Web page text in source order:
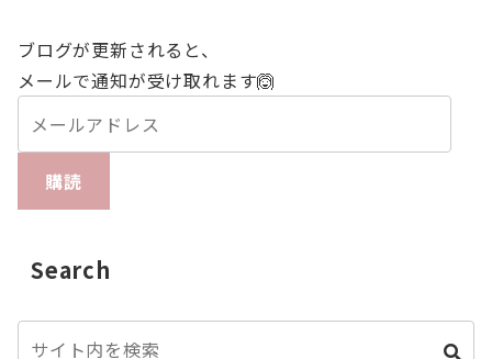
ブログが更新されると、
メールで通知が受け取れます🙆
購読
Search